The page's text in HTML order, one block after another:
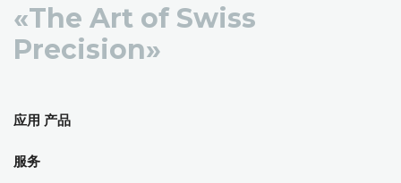
«The Art of Swiss
Precision»
应用 产品
服务